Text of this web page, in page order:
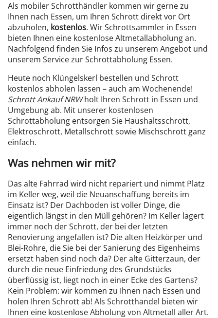
Als mobiler Schrotthändler kommen wir gerne zu
Ihnen nach Essen, um Ihren Schrott direkt vor Ort
abzuholen, kostenlos. Wir Schrottsammler in Essen
bieten Ihnen eine kostenlose Altmetallabholung an.
Nachfolgend finden Sie Infos zu unserem Angebot und
unserem Service zur Schrottabholung Essen.
Heute noch Klüngelskerl bestellen und Schrott
kostenlos abholen lassen – auch am Wochenende!
Schrott Ankauf NRWholt Ihren Schrott in Essen und
Umgebung ab. Mit unserer kostenlosen
Schrottabholung entsorgen Sie Haushaltsschrott,
Elektroschrott, Metallschrott sowie Mischschrott ganz
einfach.
Was nehmen wir mit?
Das alte Fahrrad wird nicht repariert und nimmt Platz
im Keller weg, weil die Neuanschaffung bereits im
Einsatz ist? Der Dachboden ist voller Dinge, die
eigentlich längst in den Müll gehören? Im Keller lagert
immer noch der Schrott, der bei der letzten
Renovierung angefallen ist? Die alten Heizkörper und
Blei-Rohre, die Sie bei der Sanierung des Eigenheims
ersetzt haben sind noch da? Der alte Gitterzaun, der
durch die neue Einfriedung des Grundstücks
überflüssig ist, liegt noch in einer Ecke des Gartens?
Kein Problem: wir kommen zu Ihnen nach Essen und
holen Ihren Schrott ab! Als Schrotthandel bieten wir
Ihnen eine kostenlose Abholung von Altmetall aller Art.